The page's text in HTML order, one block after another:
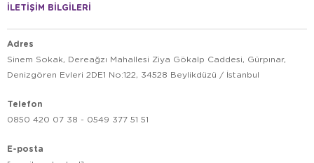
İLETİŞİM BİLGİLERİ
Adres
Sinem Sokak, Dereağzı Mahallesi Ziya Gökalp Caddesi, Gürpınar,
Denizgören Evleri 2DE1 No:122, 34528 Beylikdüzü / İstanbul
Telefon
0850 420 07 38 - 0549 377 51 51
E-posta